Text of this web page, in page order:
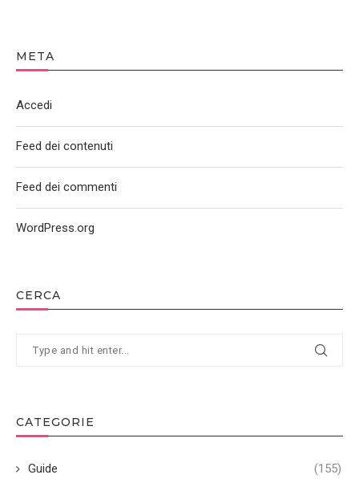
CERCA
CATEGORIE
Guide (155)
META
Accedi
Feed dei contenuti
Feed dei commenti
WordPress.org